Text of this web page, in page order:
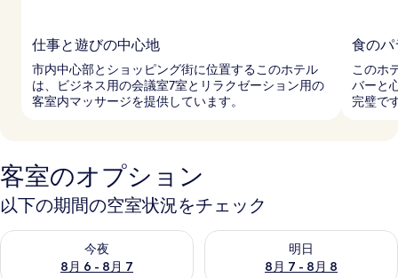
仕事と遊びの中心地
市内中心部とショッピング街に位置するこのホテル
は、ビジネス用の会議室7室とリラクゼーション用の
客室内マッサージを提供しています。
食のパ
このホ
バーと
完璧で
客室のオプション
以下の期間の空室状況をチェック
今夜
8月 6 - 8月 7
今夜 8月 6 - 8月 7 の空室状況をチェック
明日
8月 7 - 8月 8
明日 8月 7 - 8月 8 の空室状況